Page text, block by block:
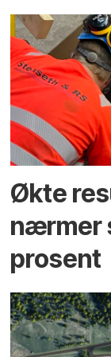
Økte
nærmer
prosent